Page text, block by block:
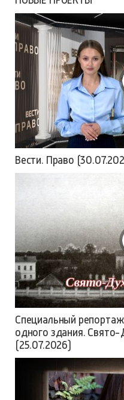
Вести. Право
Специальный
одного здания.
(25.07.2026)